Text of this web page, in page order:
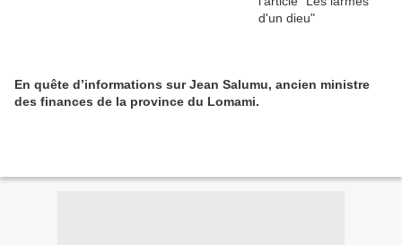
En quête d’informations sur Jean Salumu, ancien ministre
des finances de la province du Lomami.